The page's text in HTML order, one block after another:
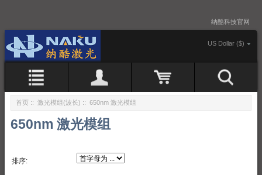
纳酷科技官网
US Dollar ($)
首页 :: 激光模组(波长) :: 650nm 激光模组
650nm 激光模组
排序: